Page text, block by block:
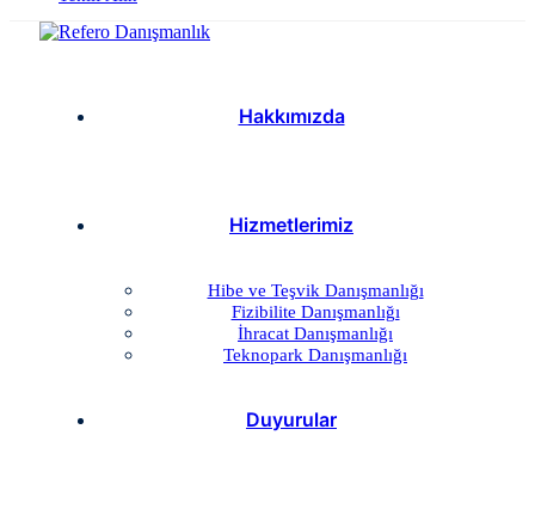
Hakkımızda
Hizmetlerimiz
Hibe ve Teşvik Danışmanlığı
Fizibilite Danışmanlığı
İhracat Danışmanlığı
Teknopark Danışmanlığı
Duyurular